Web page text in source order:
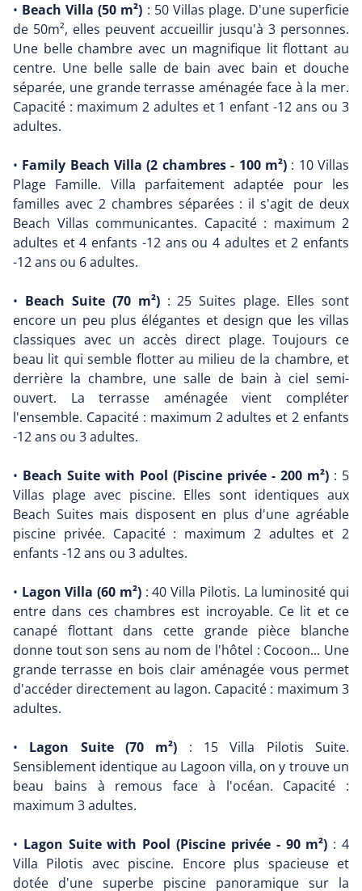
• Beach Villa (50 m²) : 50 Villas plage. D'une superficie
de 50m², elles peuvent accueillir jusqu'à 3 personnes.
Une belle chambre avec un magnifique lit flottant au
centre. Une belle salle de bain avec bain et douche
séparée, une grande terrasse aménagée face à la mer.
Capacité : maximum 2 adultes et 1 enfant -12 ans ou 3
adultes.
• Family Beach Villa (2 chambres - 100 m²): 10 Villas
Plage Famille. Villa parfaitement adaptée pour les
familles avec 2 chambres séparées : il s'agit de deux
Beach Villas communicantes. Capacité : maximum 2
adultes et 4 enfants -12 ans ou 4 adultes et 2 enfants
-12 ans ou 6 adultes.
• Beach Suite (70 m²): 25 Suites plage. Elles sont
encore un peu plus élégantes et design que les villas
classiques avec un accès direct plage. Toujours ce
beau lit qui semble flotter au milieu de la chambre, et
derrière la chambre, une salle de bain à ciel semi-
ouvert. La terrasse aménagée vient compléter
l'ensemble. Capacité : maximum 2 adultes et 2 enfants
-12 ans ou 3 adultes.
• Beach Suite with Pool (Piscine privée - 200 m²) : 5
Villas plage avec piscine. Elles sont identiques aux
Beach Suites mais disposent en plus d'une agréable
piscine privée. Capacité : maximum 2 adultes et 2
enfants -12 ans ou 3 adultes.
• Lagon Villa (60 m²): 40 Villa Pilotis. La luminosité qui
entre dans ces chambres est incroyable. Ce lit et ce
canapé flottant dans cette grande pièce blanche
donne tout son sens au nom de l'hôtel : Cocoon... Une
grande terrasse en bois clair aménagée vous permet
d'accéder directement au lagon. Capacité : maximum 3
adultes.
• Lagon Suite (70 m²) : 15 Villa Pilotis Suite.
Sensiblement identique au Lagoon villa, on y trouve un
beau bains à remous face à l'océan. Capacité :
maximum 3 adultes.
• Lagon Suite with Pool (Piscine privée - 90 m²) : 4
Villa Pilotis avec piscine. Encore plus spacieuse et
dotée d'une superbe piscine panoramique sur la